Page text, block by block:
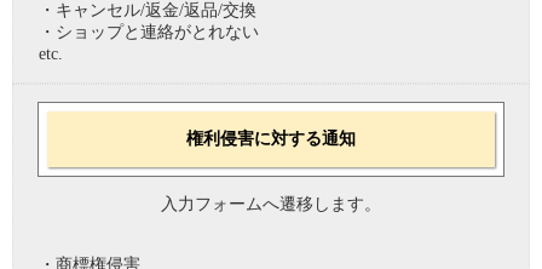
・キャンセル/返金/返品/交換
・ショップと連絡がとれない
etc.
権利侵害に対する通知
入力フォームへ遷移します。
・商標権侵害